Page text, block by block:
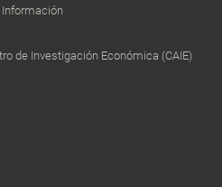
de Investigación Económica (CAIE)